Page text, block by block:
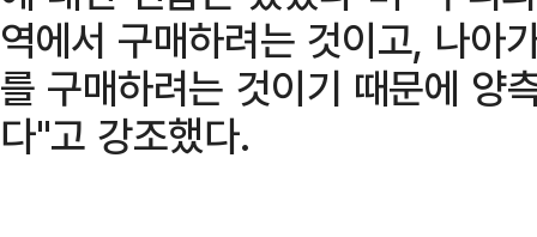
역에서 구매하려는 것이고, 나아
를 구매하려는 것이기 때문에 양
다"고 강조했다.